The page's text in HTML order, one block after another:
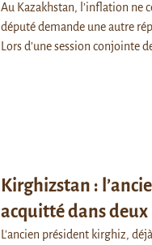
Au Kazakhstan, l’inflation ne
député demande une autre
Lors d’une session conjointe
Kirghizstan :
acquitté dans
L'ancien président kirghiz,